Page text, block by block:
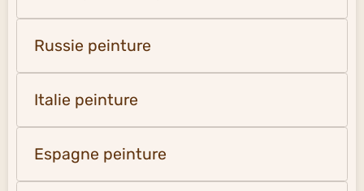
Russie peinture
Italie peinture
Espagne peinture